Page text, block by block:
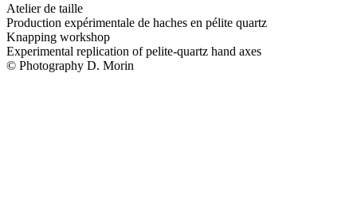
Atelier de taille
Production expérimentale de haches en pélite quartz
Knapping workshop
Experimental replication of pelite-quartz hand axes
© Photography D. Morin